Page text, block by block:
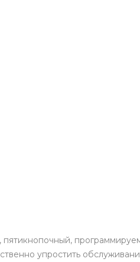
упростить